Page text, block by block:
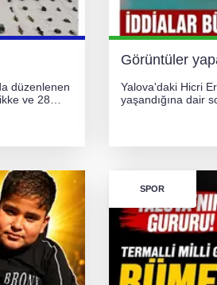
düzenlenen
ve 28
Görüntüler
Yalova'daki Hicri
yaşandığına dair
SPOR